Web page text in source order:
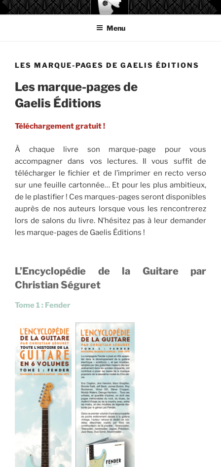
Aller
au
GAELIS ÉDITIONS
Menu
LES MARQUE-PAGES DE GAELIS ÉDITIONS
Les marque-pages de
Gaelis Éditions
Téléchargement gratuit !
À chaque livre son marque-page pour vous
accompagner dans vos lectures. Il vous suffit de
télécharger le fichier et de l’imprimer en recto verso
sur une feuille cartonnée… Et pour les plus ambitieux,
de le plastifier ! Ces marques-pages seront disponibles
auprès de nos auteurs lorsque vous les rencontrerez
lors de salons du livre. N’hésitez pas à leur demander
les marque-pages de Gaelis Éditions !
L’Encyclopédie de la Guitare par
Christian Séguret
Tome 1 : Fender